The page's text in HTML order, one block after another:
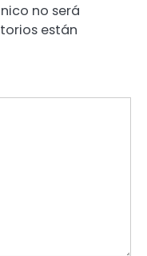
no será
están